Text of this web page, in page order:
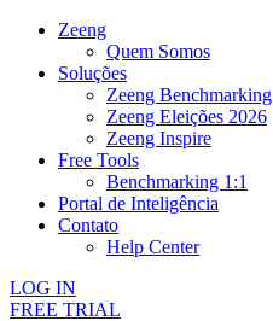
Zeeng
Quem Somos
Soluções
Zeeng Benchmarking
Zeeng Eleições 2026
Zeeng Inspire
Free Tools
Benchmarking 1:1
Portal de Inteligência
Contato
Help Center
LOG IN
FREE TRIAL